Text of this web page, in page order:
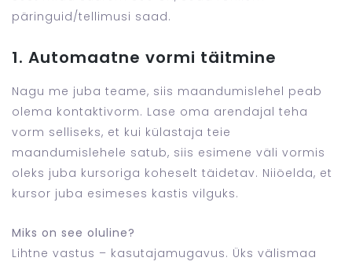
päringuid/tellimusi saad.
1. Automaatne vormi täitmine
Nagu me juba teame, siis maandumislehel peab
olema kontaktivorm. Lase oma arendajal teha
vorm selliseks, et kui külastaja teie
maandumislehele satub, siis esimene väli vormis
oleks juba kursoriga koheselt täidetav. Niiöelda, et
kursor juba esimeses kastis vilguks.
Miks on see oluline?
Lihtne vastus – kasutajamugavus. Üks välismaa